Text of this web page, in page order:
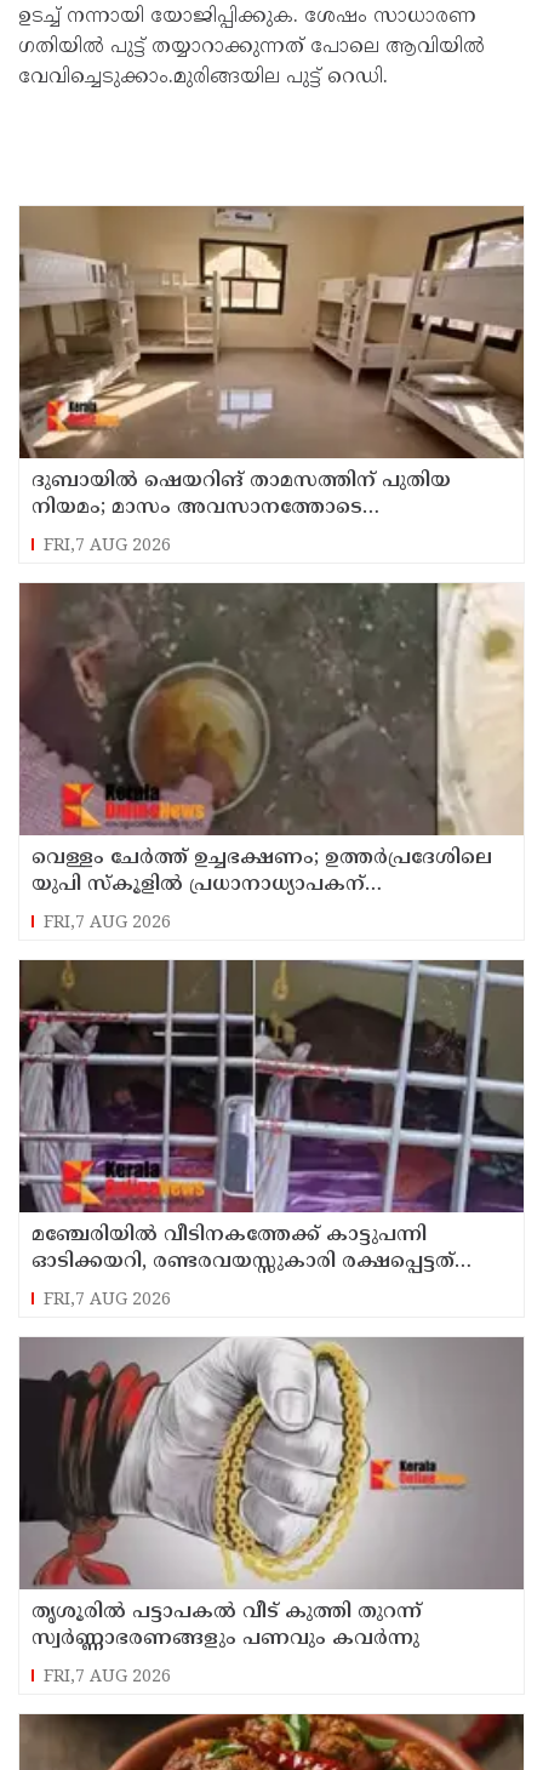
ഉടച്ച് നന്നായി യോജിപ്പിക്കുക. ശേഷം സാധാരണ ​
ഗതിയിൽ പുട്ട് തയ്യാറാക്കുന്നത് പോലെ ആവിയിൽ
വേവിച്ചെടുക്കാം.മുരിങ്ങയില പുട്ട് റെഡി.
ദുബായില്‍ ഷെയറിങ് താമസത്തിന് പുതിയ
നിയമം; മാസം അവസാനത്തോടെ
പ്രാബല്യത്തില്‍
FRI,7 AUG 2026
വെള്ളം ചേര്‍ത്ത് ഉച്ചഭക്ഷണം; ഉത്തര്‍പ്രദേശിലെ
യുപി സ്‌കൂളില്‍ പ്രധാനാധ്യാപകന്
സസ്‌പെന്‍ഷന്‍
FRI,7 AUG 2026
മഞ്ചേരിയിൽ വീടിനകത്തേക്ക് കാട്ടുപന്നി
ഓടിക്കയറി, രണ്ടരവയസ്സുകാരി രക്ഷപ്പെട്ടത്
തലനാരിഴക്ക്
FRI,7 AUG 2026
തൃശൂരിൽ പട്ടാപകൽ വീട് കുത്തി തുറന്ന്
സ്വർണ്ണാഭരണങ്ങളും പണവും കവർന്നു
FRI,7 AUG 2026